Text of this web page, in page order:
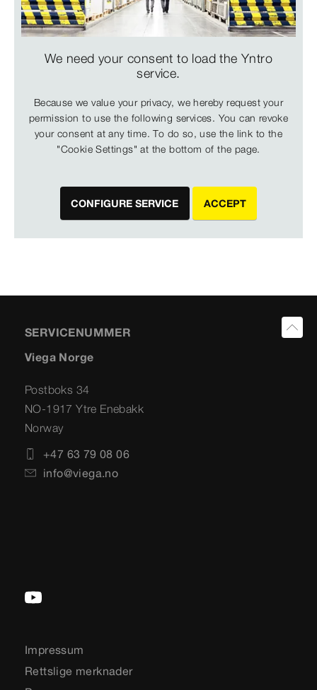
We need your consent to load the Yntro
service.
Because we value your privacy, we hereby request your
permission to use the following services. You can revoke
your consent at any time. To do so, use the link to the
"Cookie Settings" at the bottom of the page.
CONFIGURE SERVICE ACCEPT
SERVICENUMMER
Viega Norge
Postboks 34
NO-1917 Ytre Enebakk
Norway
+47 63 79 08 06
info@viega.no
Impressum
Rettslige merknader